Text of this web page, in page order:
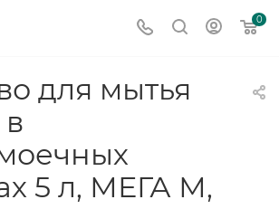
0
для мытья
5 л, МЕГА М,